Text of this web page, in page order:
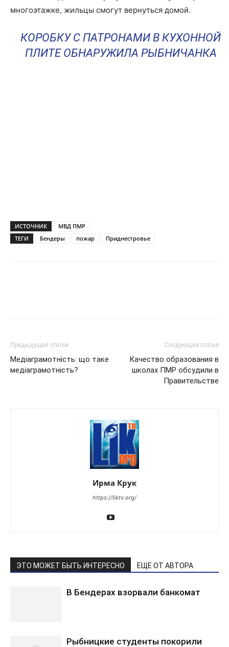
многоэтажке, жильцы смогут вернуться домой.
КОРОБКУ С ПАТРОНАМИ В КУХОННОЙ
ПЛИТЕ ОБНАРУЖИЛА РЫБНИЧАНКА
ИСТОЧНИК
МВД ПМР
ТЕГИ
Бендеры пожар Приднестровье
Предыдущая статья
Медіаграмотність: що таке
медіаграмотність?
Следующая статья
Качество образования в
школах ПМР обсудили в
Правительстве
Ирма Крук
https://liktv.org/
ЭТО МОЖЕТ БЫТЬ ИНТЕРЕСНО ЕЩЕ ОТ АВТОРА
В Бендерах взорвали банкомат
Рыбницкие студенты покорили